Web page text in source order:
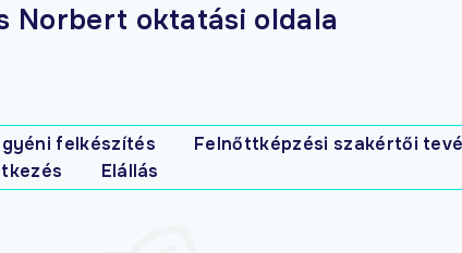
Norbert oktatási oldala
felkészítés Felnőttképzési szakértői
Elállás